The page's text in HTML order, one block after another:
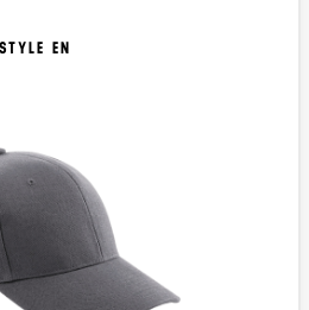
EN